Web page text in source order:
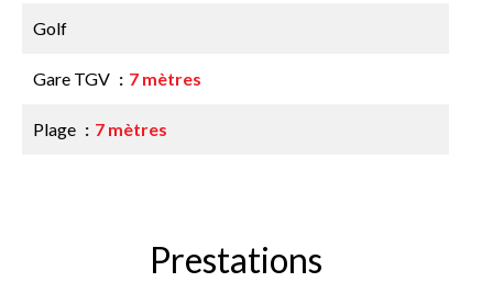
Golf
Gare TGV 7 mètres
Plage 7 mètres
Prestations